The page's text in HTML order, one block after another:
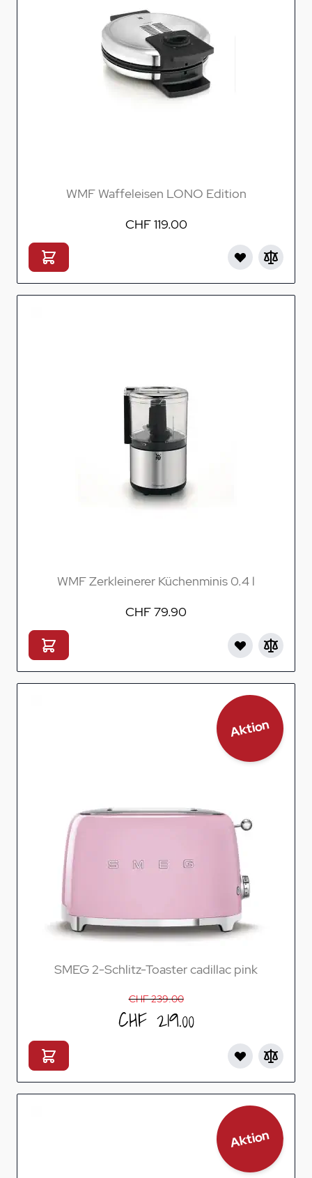
WMF Waffeleisen LONO Edition
CHF 119.00
WMF Zerkleinerer Küchenminis 0.4 l
CHF 79.90
Aktion
SMEG 2-Schlitz-Toaster cadillac pink
CHF 239.00
CHF 219.00
Aktion